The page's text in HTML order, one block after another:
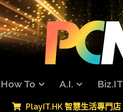
How To A.I. Biz.IT
PlayIT.HK 智慧生活專門店